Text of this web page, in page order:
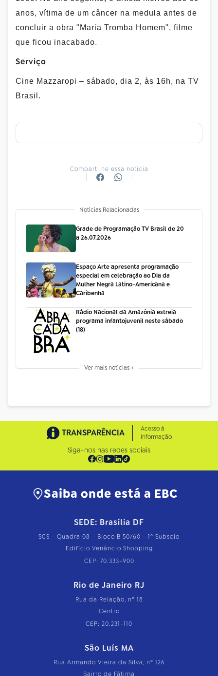
anos, vítima de um câncer na medula antes de
concluir a obra "Maria Tromba Homem", filme
que ficou inacabado.
Serviço
Cine Mazzaropi – sábado, dia 2, às 16h, na TV
Brasil.
Compartilhe essa notícia
Notícias Relacionadas
Grade de Programação TV Brasil de 20
a 26.07.2026
Espaço Arte apresenta programação
especial em celebração ao Dia da
Mulher Negra Latino-Americana e
Caribenha
Rádio Nacional da Amazônia estreia
programa infantojuvenil neste sábado
(18)
Ver mais notícias +
TRANSPARÊNCIA
Acesso à
Informação
Siga-nos nas redes sociais
Saiba onde está a EBC
SEDE: Brasília DF
SCS - Quadra 08 - Bloco B 50/60 - 1º Subsolo
Edifício Venâncio Shopping
CEP: 70.333-900
Rio de Janeiro RJ
Rua da Relação, nº 18
Centro
CEP: 20.231-110
São Luís MA
Rua Armando Vieira da Silva, nº 126
Bairro de Fátima